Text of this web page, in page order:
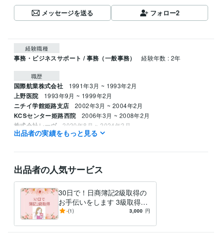
メッセージを送る フォロー2
経験職種
事務・ビジネスサポート / 事務（一般事務） 経験年数 : 2年
職歴
国際航業株式会社 1991年3月 ~ 1993年2月
上野医院 1993年9月 ~ 1999年2月
ニチイ学館姫路支店 2002年3月 ~ 2004年2月
KCSセンター姫路西院 2006年3月 ~ 2008年2月
株式会社レーヴ 2020年8月 ~ 2024年2月
日商簿記検定2級 取得年 : 2022年
ホームヘルパー2級
実用英語技能検定2級 取得年 : 2014年
マイクロソフト オフィス スペシャリスト（MOS）
得意分野
悩み相談・カウンセリング 傾聴、簿記2級、MOS
学歴
出品者の実績をもっと見る
出品者の人気サービス
30日で！日商簿記2級取得の
お手伝いをします 3級取得後
すぐに2級も取得して優秀さ
-(1) 3,000 円